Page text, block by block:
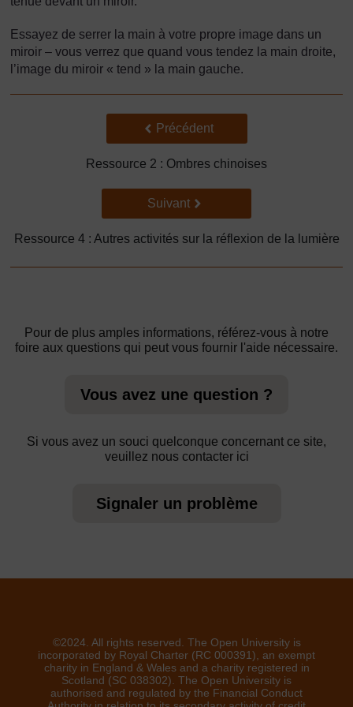
Essayez de serrer la main à votre propre image dans un
miroir – vous verrez que quand vous tendez la main droite,
l’image du miroir « tend » la main gauche.
Précédent
Précédent
Ressource 2 : Ombres chinoises
Suivant
Suivant
Ressource 4 : Autres activités sur la réflexion de la lumière
Pour de plus amples informations, référez-vous à notre
foire aux questions qui peut vous fournir l'aide nécessaire.
Vous avez une question ?
Si vous avez un souci quelconque concernant ce site,
veuillez nous contacter ici
Signaler un problème
©2024. All rights reserved. The Open University is
incorporated by Royal Charter (RC 000391), an exempt
charity in England & Wales and a charity registered in
Scotland (SC 038302). The Open University is
authorised and regulated by the Financial Conduct